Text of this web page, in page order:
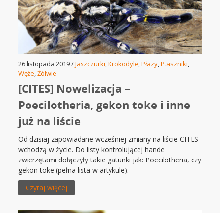
26 listopada 2019 /Jaszczurki,Krokodyle,Płazy,Ptaszniki,
Węże,Żółwie
[CITES] Nowelizacja –
Poecilotheria, gekon toke i inne
już na liście
Od dzisiaj zapowiadane wcześniej zmiany na liście CITES
wchodzą w życie. Do listy kontrolującej handel
zwierzętami dołączyły takie gatunki jak: Poecilotheria, czy
gekon toke (pełna lista w artykule).
Czytaj więcej